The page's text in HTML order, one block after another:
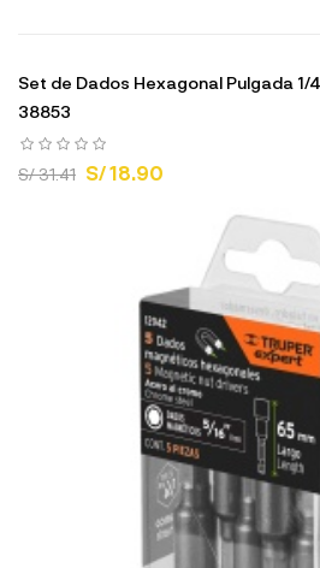
Set de Dados Hexagonal Pulgada 1/
38853
S/ 31.41 S/ 18.90